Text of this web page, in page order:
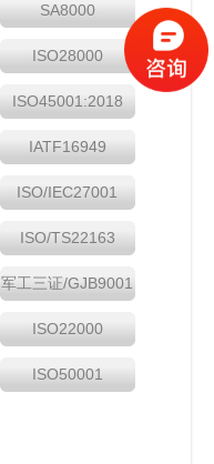
SA8000
ISO28000
ISO45001:2018
IATF16949
ISO/IEC27001
ISO/TS22163
军工三证/GJB9001
ISO22000
ISO50001